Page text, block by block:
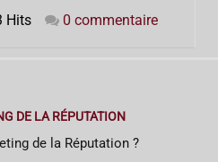
Hits 0 commentaire
DE LA RÉPUTATION
de la Réputation ?